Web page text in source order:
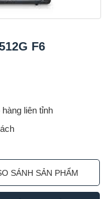
F6
liên tỉnh
SÁNH SẢN PHẨM